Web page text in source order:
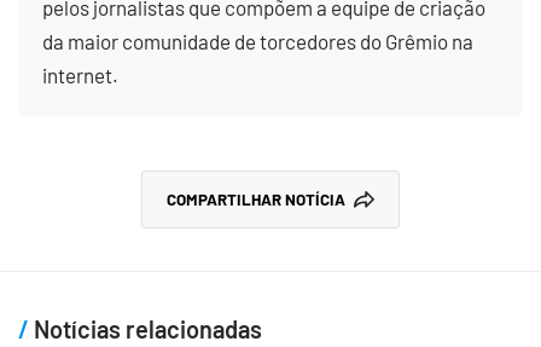
pelos jornalistas que compõem a equipe de criação
da maior comunidade de torcedores do Grêmio na
internet.
COMPARTILHAR NOTÍCIA
Notícias relacionadas